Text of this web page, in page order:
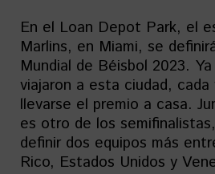
En el Loan Depot Park, el
Marlins, en Miami, se
Mundial de Béisbol 2023.
viajaron a esta ciudad,
llevarse el premio a casa.
es otro de los
definir dos equipos más
Rico, Estados Unidos y